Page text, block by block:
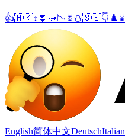
👍🇲🇰↕️ ⏬ 🫳📉⏳⛄🇸🇸👇 ♟️ ⌛
English简体中文Deutsch